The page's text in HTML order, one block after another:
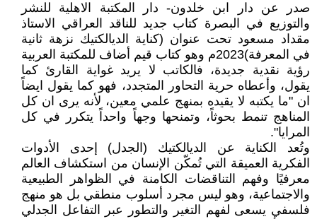
صدر عن دار ابن خلدون- دار المكتبة الاهلية للنشر
والتوزيع في البصرة كتاب جديد للناقد العراقي الاستاذ
مقداد مسعود تحت عنوان (كناية الديالكتيك نزهة ثانية
في المعرفة)2023م وهو كتاب قيم أضاف للمكتبة العربية
رؤية نقدية جديدة، فالكاتب لا يريد غواية القارئ كما
يقول، وأعطاه حرية التحاور المتجدد، فهو كما يقول ايضاً
ان "ما يكتبه لا يقيده بمنهج علمي معين، لأنه يرى ان كل
المناهج تنمط بحوثاً، وتمنحها وجهاً واحداً يتكرر في كل
المرايا".
وتُعد الكناية عن الديالكتيك (الجدل) إحدى الأدوات
الفكرية العميقة التي تُمكّن الإنسان من استكشاف العالم
معرفيًا وفهم التناقضات الكامنة في الظواهر الطبيعية
والاجتماعية، وهو ليس مجرد أسلوب منطقي بل هو منهج
فلسفي يسعى لفهم التغير والتطور عبر التفاعل الجدلي